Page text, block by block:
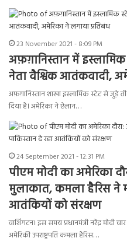
23 November 2021 - 8:09 PM
अफ़ग़ानिस्तान में
नेता वैश्विक आतंकवादी,
अफ़ग़ानिस्तान शाखा इस्लामिक स्टेट से जुड़े
दिया है। अमेरिका ने ऐलान…
24 September 2021 - 12:31 PM
पीएम मोदी का अमेरिका
मुलाकात, कमला हैरिस ने
आतंकियों को संरक्षण
वाशिंगटन। इस समय प्रधानमंत्री नरेंद्र मोदी
अमेरिकी उपराष्ट्रपति कमला हैरिस…